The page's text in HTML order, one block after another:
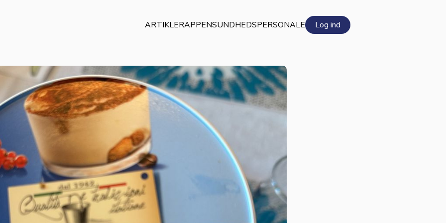
ARTIKLERAPPENSUNDHEDSPERSONALE Log ind